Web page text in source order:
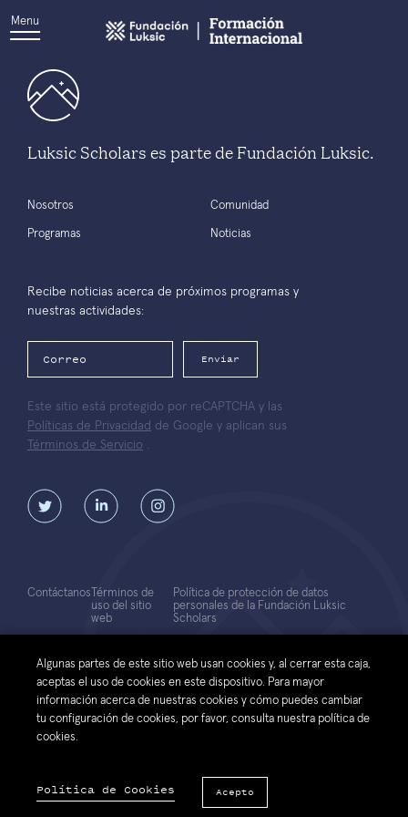
Menu
Luksic Scholars es parte de Fundación Luksic.
Nosotros
Programas
Comunidad
Noticias
Recibe noticias acerca de próximos programas y
nuestras actividades:
Enviar
Este sitio está protegido por reCAPTCHA y las
Políticas de Privacidad de Google y aplican sus
Términos de Servicio .
© 2026 Fundación Luksic Scholars. Todos los Derechos Reservados
Contáctanos Términos de
uso del sitio
web
Política de protección de datos
personales de la Fundación Luksic
Scholars
Algunas partes de este sitio web usan cookies y, al cerrar esta caja,
aceptas el uso de cookies en este dispositivo. Para mayor
información acerca de nuestras cookies y cómo puedes cambiar
tu configuración de cookies, por favor, consulta nuestra política de
cookies.
Política de Cookies Acepto